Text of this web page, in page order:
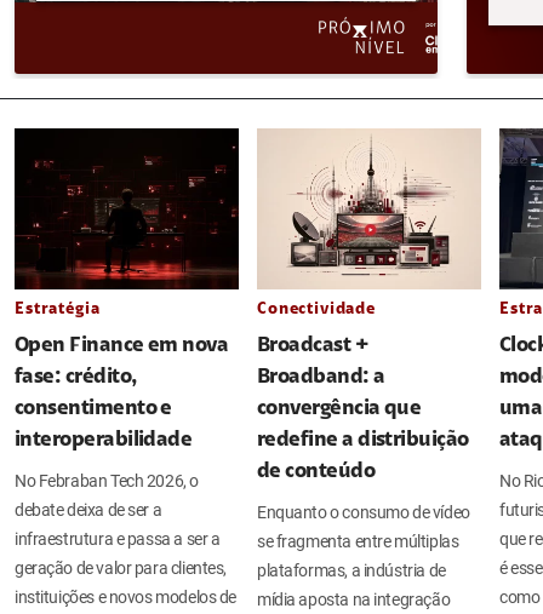
Estratégia
Open Finance em nova
fase: crédito,
consentimento e
interoperabilidade
No Febraban Tech 2026, o
debate deixa de ser a
infraestrutura e passa a ser a
geração de valor para clientes,
instituições e novos modelos de
Conectividade
Broadcast +
Broadband: a
convergência que
redefine a distribuição
de conteúdo
Enquanto o consumo de vídeo
se fragmenta entre múltiplas
plataformas, a indústria de
mídia aposta na integração
No
que
é
como